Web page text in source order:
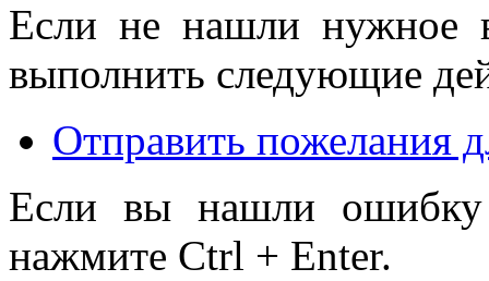
Если не нашли нужное
выполнить следующие
Отправить пожелания
Если вы нашли ошибку
нажмите Ctrl + Enter.